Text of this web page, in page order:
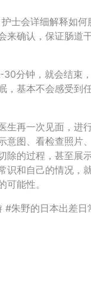
士会详细解释如
来确认，保证肠道
分钟，就会结束
，基本不会感受到
生再一次见面，进
意图、看检查照片
除的过程，甚至展
识和自己的情况，
能性。
朱野的日本出差日